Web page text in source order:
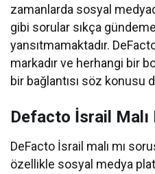
zamanlarda sosyal
gibi sorular sıkça
yansıtmamaktadır.
markadır ve herhangi bir
bir bağlantısı söz konusu
Defacto İsrail Malı
DeFacto İsrail malı mı
özellikle sosyal medya